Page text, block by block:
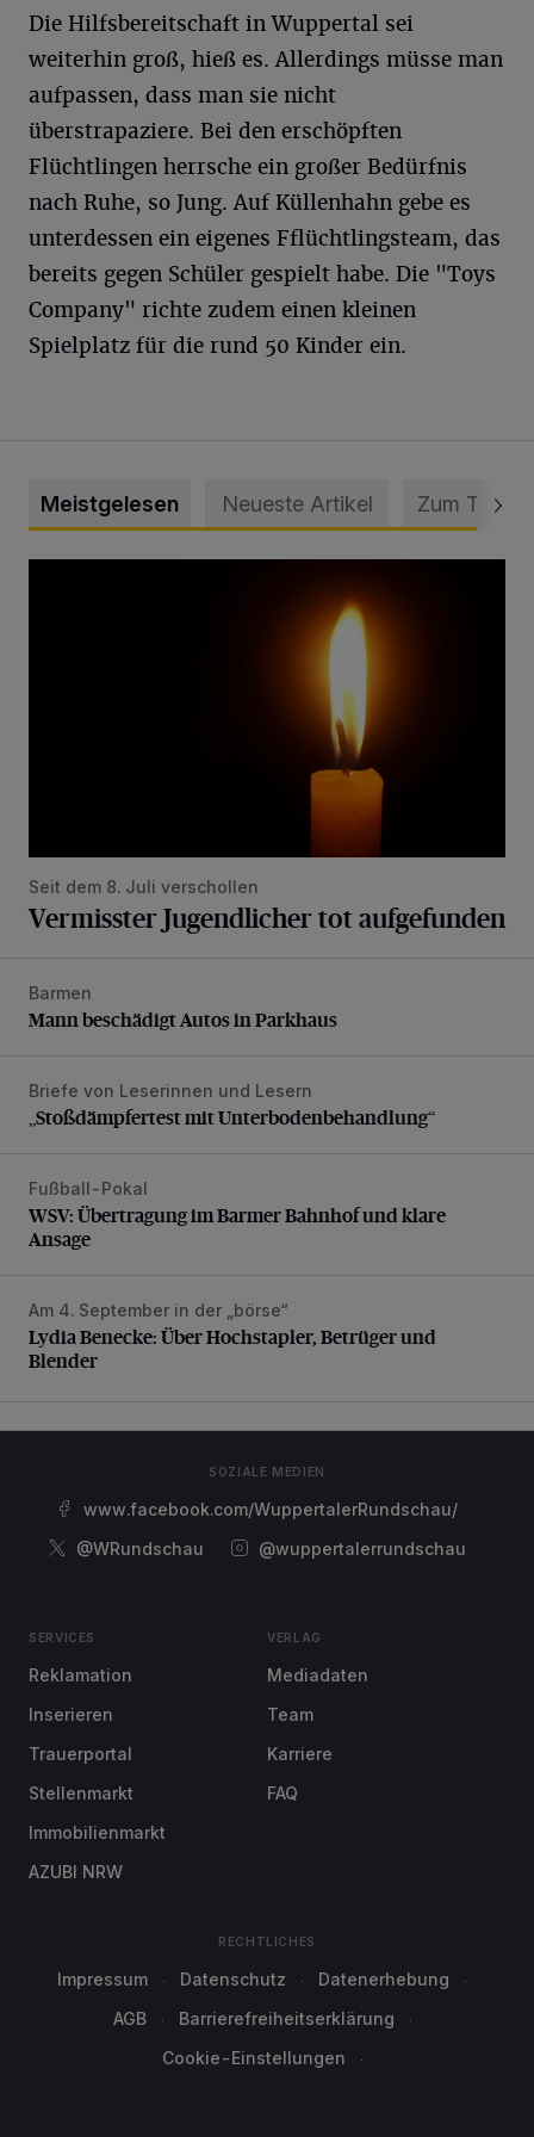
Die Hilfsbereitschaft in Wuppertal sei
weiterhin groß, hieß es. Allerdings müsse man
aufpassen, dass man sie nicht
überstrapaziere. Bei den erschöpften
Flüchtlingen herrsche ein großer Bedürfnis
nach Ruhe, so Jung. Auf Küllenhahn gebe es
unterdessen ein eigenes Fflüchtlingsteam, das
bereits gegen Schüler gespielt habe. Die "Toys
Company" richte zudem einen kleinen
Spielplatz für die rund 50 Kinder ein.
Meistgelesen Neueste Artikel Zum Thema
Seit dem 8. Juli verschollen
Vermisster Jugendlicher tot aufgefunden
Mann beschädigt Autos in Parkhaus
Barmen
Mann beschädigt Autos in Parkhaus
„Stoßdämpfertest mit Unterbodenbehandlung“
Briefe von Leserinnen und Lesern
„Stoßdämpfertest mit Unterbodenbehandlung“
WSV: Übertragung im Barmer Bahnhof und klare Ansage
Fußball-Pokal
WSV: Übertragung im Barmer Bahnhof und klare
Ansage
Lydia Benecke: Über Hochstapler, Betrüger und Blender
Am 4. September in der „börse“
Lydia Benecke: Über Hochstapler, Betrüger und
Blender
SOZIALE MEDIEN
www.facebook.com/WuppertalerRundschau/
@WRundschau
@wuppertalerrundschau
SERVICES
Reklamation
Inserieren
Trauerportal
Stellenmarkt
Immobilienmarkt
AZUBI NRW
VERLAG
Mediadaten
Team
Karriere
FAQ
RECHTLICHES
Impressum Datenschutz
Datenerhebung
AGB
Barrierefreiheitserklärung
Cookie-Einstellungen